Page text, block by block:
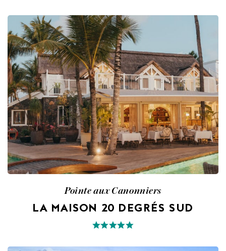
Pointe aux Canonniers
LA MAISON 20 DEGRÉS SUD